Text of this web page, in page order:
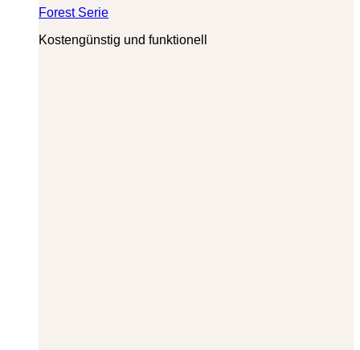
Forest Serie
Kostengünstig und funktionell